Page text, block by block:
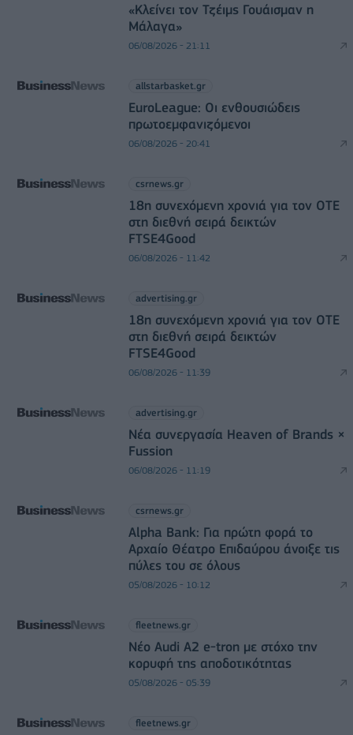
«Κλείνει τον Τζέιμς Γουάισμαν η
Μάλαγα»
06/08/2026 - 21:11
allstarbasket.gr
EuroLeague: Οι ενθουσιώδεις
πρωτοεμφανιζόμενοι
06/08/2026 - 20:41
csrnews.gr
18η συνεχόμενη χρονιά για τον ΟΤΕ
στη διεθνή σειρά δεικτών
FTSE4Good
06/08/2026 - 11:42
advertising.gr
18η συνεχόμενη χρονιά για τον ΟΤΕ
στη διεθνή σειρά δεικτών
FTSE4Good
06/08/2026 - 11:39
advertising.gr
Νέα συνεργασία Heaven of Brands ×
Fussion
06/08/2026 - 11:19
csrnews.gr
Alpha Bank: Για πρώτη φορά το
Αρχαίο Θέατρο Επιδαύρου άνοιξε τις
πύλες του σε όλους
05/08/2026 - 10:12
fleetnews.gr
Νέο Audi A2 e-tron με στόχο την
κορυφή της αποδοτικότητας
05/08/2026 - 05:39
fleetnews.gr